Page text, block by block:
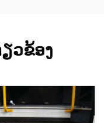
ວຂ້ອງ